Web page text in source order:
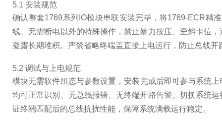
5.1 安装规范
确认整套1769系列IO模块串联安装完毕，将1769-ECR精
线、无需断电以外的特殊操作，禁止暴力按压、歪斜卡位
凝露长期堆积。严禁省略终端盖直接上电运行，防止总线
5.2 调试与上电规范
模块无需软件组态与参数设置，安装完成后即可参与系统
均可正常识别、无总线报错、无终端开路告警。切换系统
证终端匹配后的总线抗扰性能，保障系统满载运行稳定。